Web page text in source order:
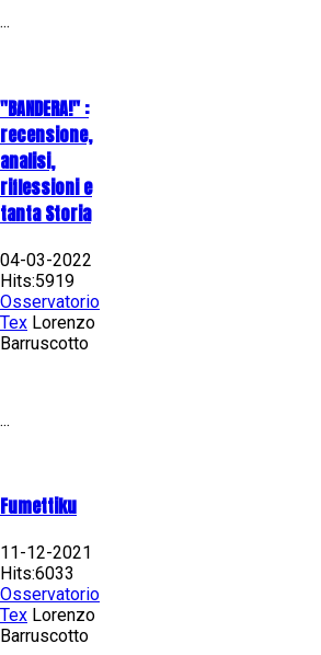
...
"BANDERA!" :
recensione,
analisi,
riflessioni e
tanta Storia
04-03-2022
Hits:5919
Osservatorio
Tex Lorenzo
Barruscotto
...
Fumettiku
11-12-2021
Hits:6033
Osservatorio
Tex Lorenzo
Barruscotto